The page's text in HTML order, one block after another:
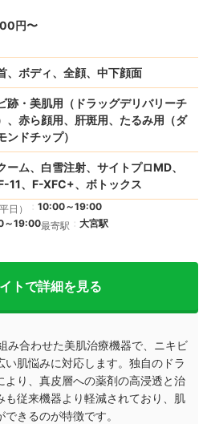
円〜
、ボディ、全顔、中下顔面
跡・美肌用（ドラッグデリバリーチ
、赤ら顔用、肝斑用、たるみ用（ダ
ンドチップ）
ーム、白雪注射、サイトプロMD、
11、F-XFC+、ボトックス
日）
10:00～19:00
～19:00最寄駅 大宮駅
トで詳細を見る
み合わせた美肌治療機器で、ニキビ
い肌悩みに対応します。独自のドラ
より、真皮層への薬剤の高浸透と治
も従来機器より軽減されており、肌
きるのが特徴です。